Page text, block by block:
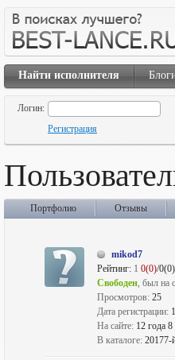
Найти исполнителя
Логин:
Регистрация
Портфолио Отзывы
mikod7
Рейтинг: 1 0(0)/
Свободен, был на
Просмотров: 25
Дата регистрации:
На сайте: 12 года
В каталоге: 20177-